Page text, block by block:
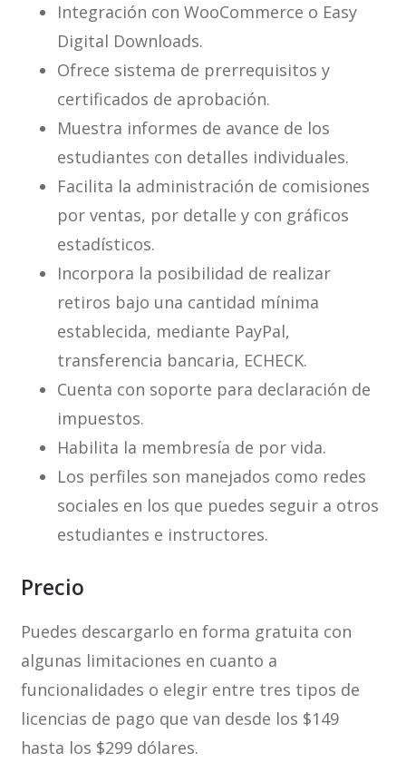
Integración con WooCommerce o Easy
Digital Downloads.
Ofrece sistema de prerrequisitos y
certificados de aprobación.
Muestra informes de avance de los
estudiantes con detalles individuales.
Facilita la administración de comisiones
por ventas, por detalle y con gráficos
estadísticos.
Incorpora la posibilidad de realizar
retiros bajo una cantidad mínima
establecida, mediante PayPal,
transferencia bancaria, ECHECK.
Cuenta con soporte para declaración de
impuestos.
Habilita la membresía de por vida.
Los perfiles son manejados como redes
sociales en los que puedes seguir a otros
estudiantes e instructores.
Precio
Puedes descargarlo en forma gratuita con
algunas limitaciones en cuanto a
funcionalidades o elegir entre tres tipos de
licencias de pago que van desde los $149
hasta los $299 dólares.